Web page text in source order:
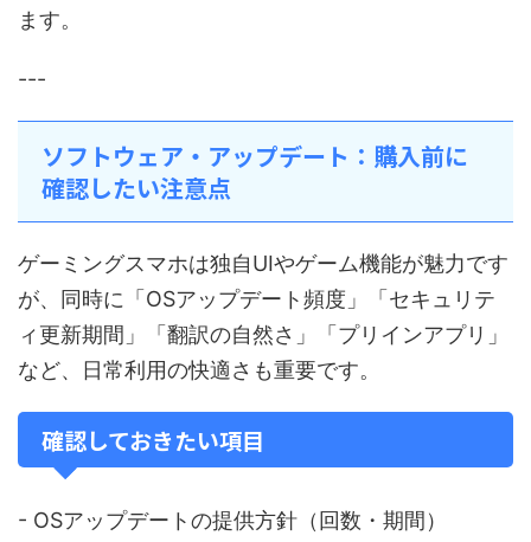
ます。
---
ソフトウェア・アップデート：購入前に
確認したい注意点
ゲーミングスマホは独自UIやゲーム機能が魅力です
が、同時に「OSアップデート頻度」「セキュリテ
ィ更新期間」「翻訳の自然さ」「プリインアプリ」
など、日常利用の快適さも重要です。
確認しておきたい項目
- OSアップデートの提供方針（回数・期間）